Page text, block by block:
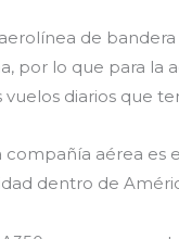
de
por lo que para
vuelos diarios que
aérea
dentro de